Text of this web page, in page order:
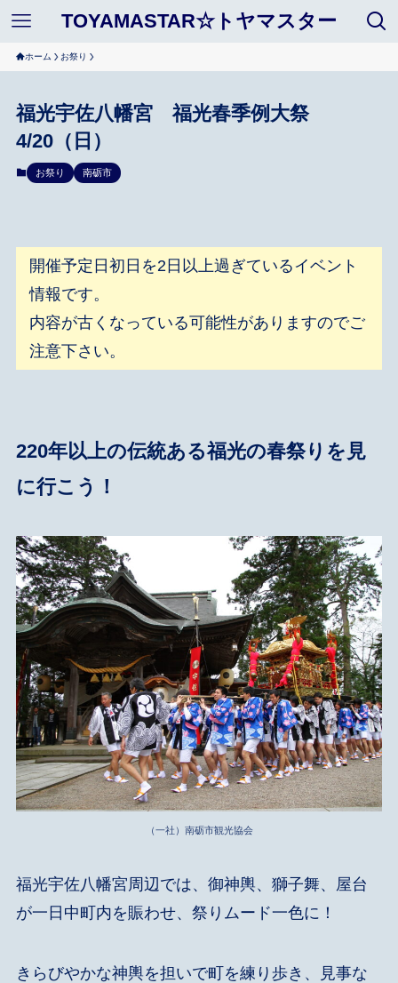
TOYAMASTAR☆トヤマスター
ホーム お祭り
福光宇佐八幡宮 福光春季例大祭
4/20（日）
お祭り 南砺市
開催予定日初日を2日以上過ぎているイベント
情報です。
内容が古くなっている可能性がありますのでご
注意下さい。
220年以上の伝統ある福光の春祭りを見
に行こう！
（一社）南砺市観光協会
福光宇佐八幡宮周辺では、御神輿、獅子舞、屋台
が一日中町内を賑わせ、祭りムード一色に！
きらびやかな神輿を担いで町を練り歩き、見事な